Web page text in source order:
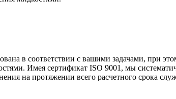
в соответствии с вашими задачами, при
Имея сертификат ISO 9001, мы
на протяжении всего расчетного срока